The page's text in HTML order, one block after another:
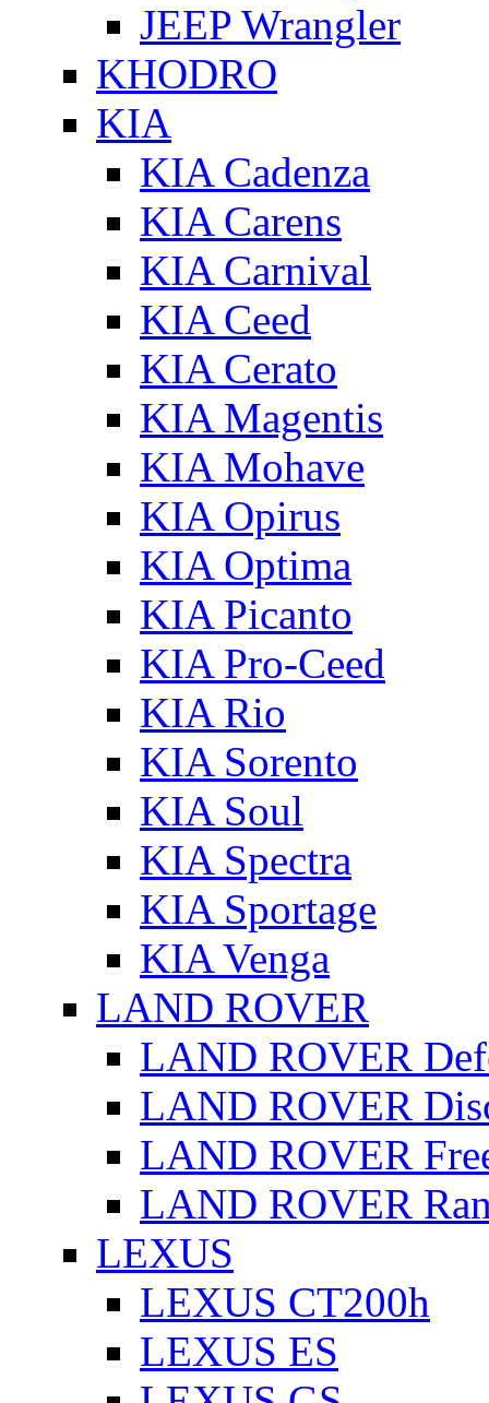
JEEP Wrangler
KHODRO
KIA
KIA Cadenza
KIA Carens
KIA Carnival
KIA Ceed
KIA Cerato
KIA Magentis
KIA Mohave
KIA Opirus
KIA Optima
KIA Picanto
KIA Pro-Ceed
KIA Rio
KIA Sorento
KIA Soul
KIA Spectra
KIA Sportage
KIA Venga
LAND ROVER
LAND ROVER
LAND ROVER
LAND ROVER
LAND ROVER
LEXUS
LEXUS CT200h
LEXUS ES